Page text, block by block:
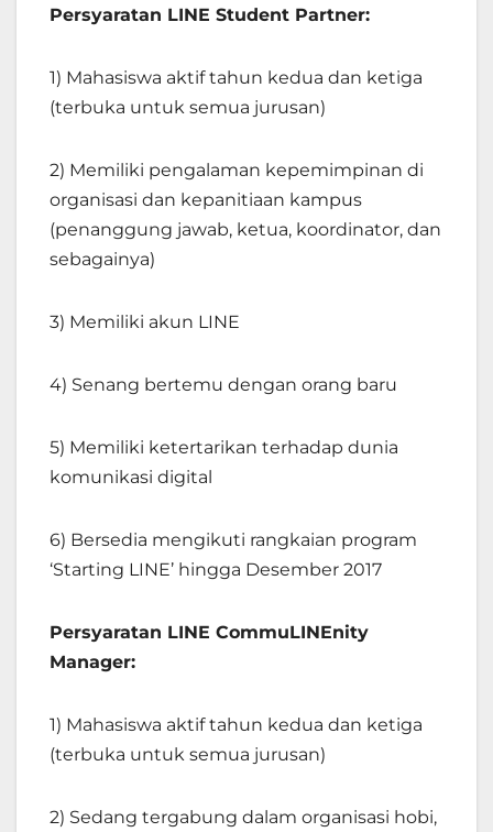
Persyaratan LINE Student Partner:
1) Mahasiswa aktif tahun kedua dan ketiga
(terbuka untuk semua jurusan)
2) Memiliki pengalaman kepemimpinan di
organisasi dan kepanitiaan kampus
(penanggung jawab, ketua, koordinator, dan
sebagainya)
3) Memiliki akun LINE
4) Senang bertemu dengan orang baru
5) Memiliki ketertarikan terhadap dunia
komunikasi digital
6) Bersedia mengikuti rangkaian program
‘Starting LINE’ hingga Desember 2017
Persyaratan LINE CommuLINEnity
Manager:
1) Mahasiswa aktif tahun kedua dan ketiga
(terbuka untuk semua jurusan)
2) Sedang tergabung dalam organisasi hobi,